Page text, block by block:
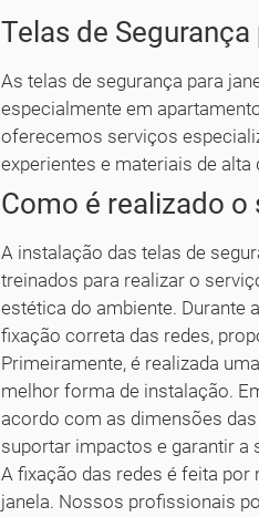
Telas de
As telas de segurança para
especialmente em
oferecemos serviços
experientes e materiais de alta
Como é realizado
A instalação das telas de
treinados para realizar o
estética do ambiente. Durante
fixação correta das redes,
Primeiramente, é realizada
melhor forma de instalação.
acordo com as dimensões
suportar impactos e garantir a
A fixação das redes é feita por
janela. Nossos profissionais